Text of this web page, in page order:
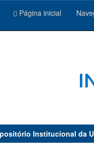
Página inicial
Institucional da